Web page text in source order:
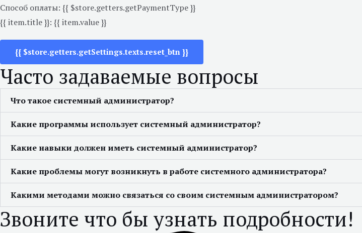
Способ оплаты: {{ $store.getters.getPaymentType }}
{{ item.title }}: {{ item.value }}
{{ $store.getters.getSettings.texts.reset_btn }}
Часто задаваемые вопросы
Что такое системный администратор?
Какие программы использует системный администратор?
Какие навыки должен иметь системный администратор?
Какие проблемы могут возникнуть в работе системного администратора?
Какими методами можно связаться со своим системным администратором?
Звоните что бы узнать подробности!